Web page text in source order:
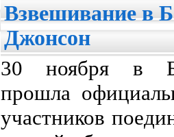
Взвешивание в
Джонсон
30 ноября в
прошла
участников